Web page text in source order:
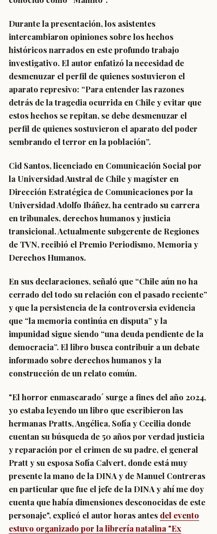
Durante la presentación, los asistentes
intercambiaron opiniones sobre los hechos
históricos narrados en este profundo trabajo
investigativo. El autor enfatizó la necesidad de
desmenuzar el perfil de quienes sostuvieron el
aparato represivo: “Para entender las razones
detrás de la tragedia ocurrida en Chile y evitar que
estos hechos se repitan, se debe desmenuzar el
perfil de quienes sostuvieron el aparato del poder
sembrando el terror en la población”.
Cid Santos, licenciado en Comunicación Social por
la Universidad Austral de Chile y magíster en
Dirección Estratégica de Comunicaciones por la
Universidad Adolfo Ibáñez, ha centrado su carrera
en tribunales, derechos humanos y justicia
transicional. Actualmente subgerente de Regiones
de TVN, recibió el Premio Periodismo, Memoria y
Derechos Humanos.
En sus declaraciones, señaló que “Chile aún no ha
cerrado del todo su relación con el pasado reciente”
y que la persistencia de la controversia evidencia
que “la memoria continúa en disputa” y la
impunidad sigue siendo “una deuda pendiente de la
democracia”. El libro busca contribuir a un debate
informado sobre derechos humanos y la
construcción de un relato común.
"El horror enmascarado´ surge a fines del año 2024,
yo estaba leyendo un libro que escribieron las
hermanas Pratts, Angélica, Sofía y Cecilia donde
cuentan su búsqueda de 50 años por verdad justicia
y reparación por el crimen de su padre, el general
Pratt y su esposa Sofía Calvert, donde está muy
presente la mano de la DINA y de Manuel Contreras
en particular que fue el jefe de la DINA y ahí me doy
cuenta que había dimensiones desconocidas de este
personaje", explicó el autor horas antes del evento
estuvo organizado por la librería natalina "Ex